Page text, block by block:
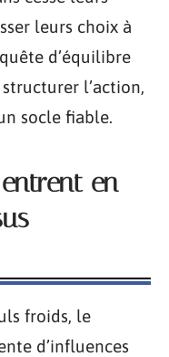
leurs choix à
d’équilibre
l’action,
socle fiable.
en
froids, le
d’influences